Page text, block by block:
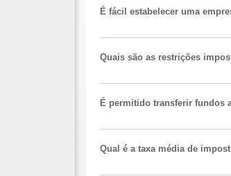
É fácil estabelecer uma
Quais são as restrições
É permitido transferir fundos
Qual é a taxa média de